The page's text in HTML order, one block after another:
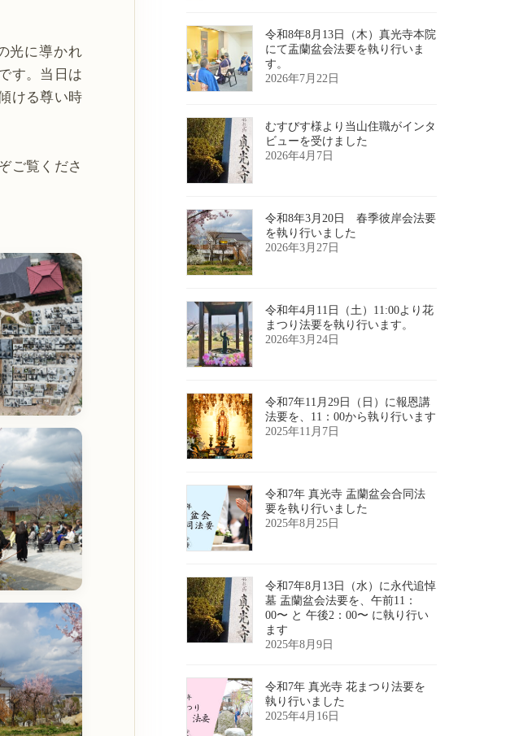
光に導かれ
す。当日は
ける尊い時
ご覧くださ
令和8年8月13日（木）真光寺本院
にて盂蘭盆会法要を執り行いま
す。
2026年7月22日
むすびす様より当山住職がインタ
ビューを受けました
2026年4月7日
令和8年3月20日 春季彼岸会法要
を執り行いました
2026年3月27日
令和年4月11日（土）11:00より花
まつり法要を執り行います。
2026年3月24日
令和7年11月29日（日）に報恩講
法要を、11：00から執り行います
2025年11月7日
令和7年 真光寺 盂蘭盆会合同法
要を執り行いました
2025年8月25日
令和7年8月13日（水）に永代追悼
墓 盂蘭盆会法要を、午前11：
00〜 と 午後2：00〜 に執り行い
ます
2025年8月9日
令和7年 真光寺 花まつり法要を
執り行いました
2025年4月16日